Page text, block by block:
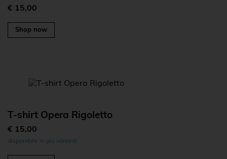
€ 15,00
Shop now
T-shirt Opera Rigoletto
€ 15,00
disponibile in più varianti